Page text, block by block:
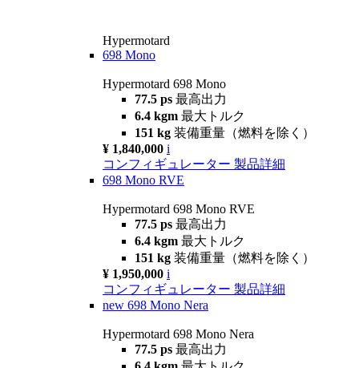
Hypermotard
698 Mono
Hypermotard 698 Mono
77.5 ps 最高出力
6.4 kgm 最大トルク
151 kg 装備重量（燃料を除く）
¥ 1,840,000 i
コンフィギュレーター 製品詳細
698 Mono RVE
Hypermotard 698 Mono RVE
77.5 ps 最高出力
6.4 kgm 最大トルク
151 kg 装備重量（燃料を除く）
¥ 1,950,000 i
コンフィギュレーター 製品詳細
new 698 Mono Nera
Hypermotard 698 Mono Nera
77.5 ps 最高出力